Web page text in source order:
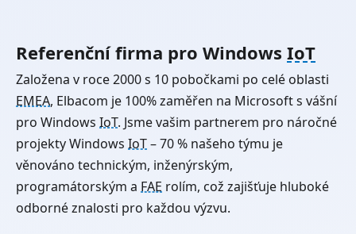
Referenční firma pro Windows IoT
Založena v roce 2000 s 10 pobočkami po celé oblasti
EMEA, Elbacom je 100% zaměřen na Microsoft s vášní
pro Windows IoT. Jsme vašim partnerem pro náročné
projekty Windows IoT– 70 % našeho týmu je
věnováno technickým, inženýrským,
programátorským a FAE rolím, což zajišťuje hluboké
odborné znalosti pro každou výzvu.